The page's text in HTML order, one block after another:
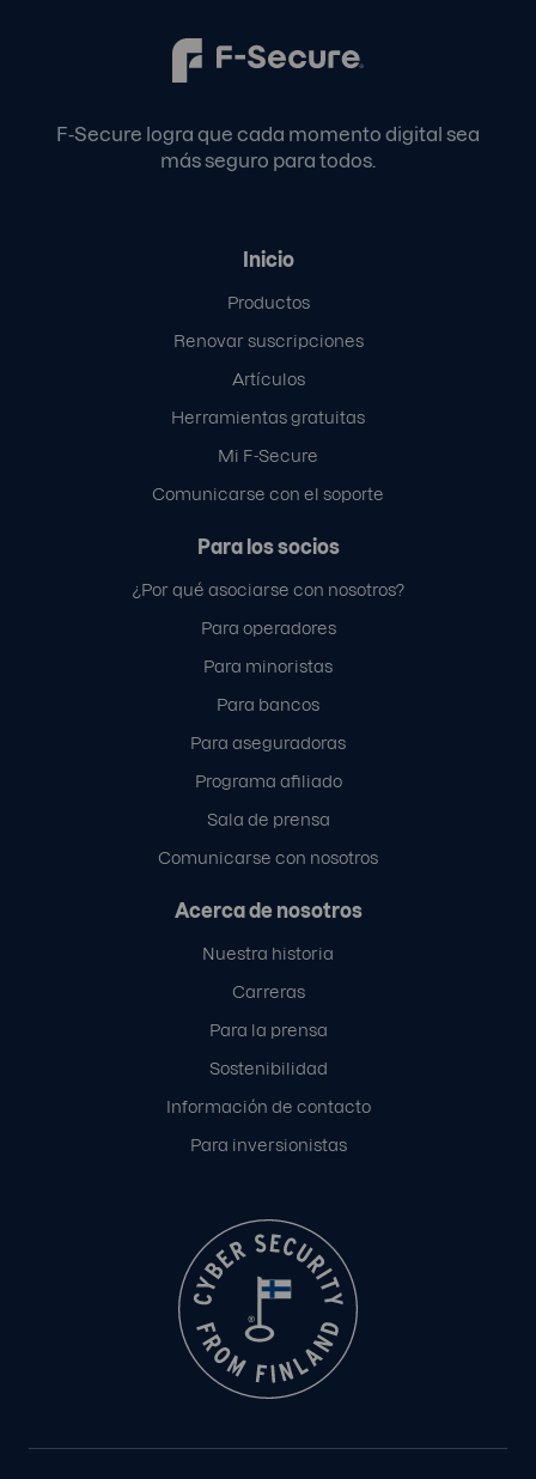
F-Secure logra que cada momento digital sea
más seguro para todos.
Inicio
Productos
Renovar suscripciones
Artículos
Herramientas gratuitas
Mi F-Secure
Comunicarse con el soporte
Para los socios
¿Por qué asociarse con nosotros?
Para operadores
Para minoristas
Para bancos
Para aseguradoras
Programa afiliado
Sala de prensa
Comunicarse con nosotros
Acerca de nosotros
Nuestra historia
Carreras
Para la prensa
Sostenibilidad
Información de contacto
Para inversionistas